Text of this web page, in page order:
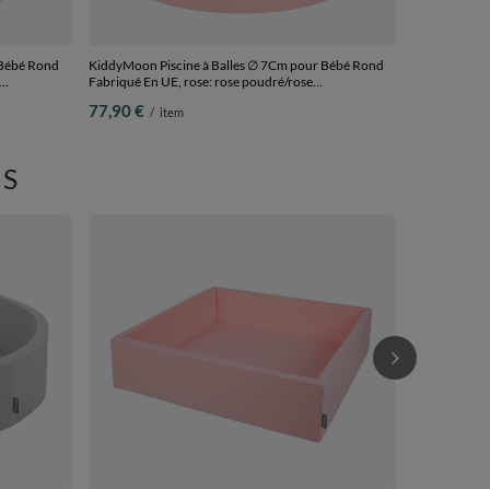
Rond
KiddyMoon Piscine à Balles ∅ 7Cm pour Bébé Rond
Fabriqué En UE, rose: rose poudré/rose
77,90 € / item